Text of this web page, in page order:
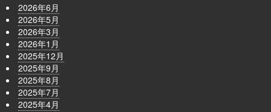
2026年6月
2026年5月
2026年3月
2026年1月
2025年12月
2025年9月
2025年8月
2025年7月
2025年4月